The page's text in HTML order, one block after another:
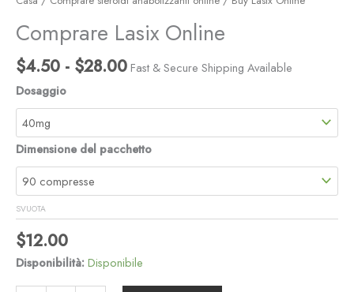
Comprare Lasix Online
$4.50 - $28.00 Fast & Secure Shipping Available
Dosaggio
Dimensione del pacchetto
SVUOTA
$12.00
Disponibilità: Disponibile